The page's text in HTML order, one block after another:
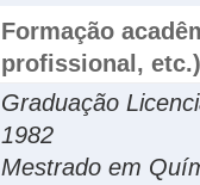
Formação
profissional, etc.)
Graduação
1982
Mestrado em